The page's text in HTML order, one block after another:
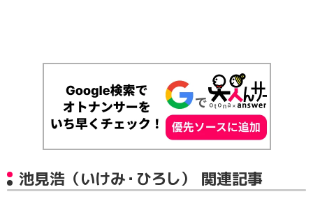
池見浩（いけみ・ひろし） 関連記事